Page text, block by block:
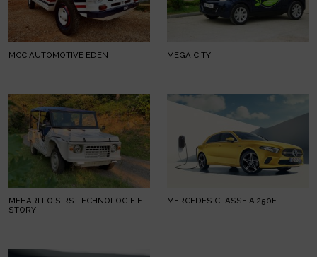
MCC AUTOMOTIVE EDEN MEGA CITY
MEHARI LOISIRS TECHNOLOGIE E-
STORY
MERCEDES CLASSE A 250E